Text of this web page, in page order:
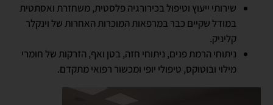
שירותי ייעוץ וטיפול בכירורגיה פלסטית, משחזרת ואסתטית
במודל שקיים כבר במרפאות המוכרות האחרות של וינקלר
קליניק.
ניתוחי הרמת פנים, ניתוחי חזה, בטן ואף, הזרקות של חומרי
מילוי ובוטוקס, טיפולי יופי ומכשור רפואי מתקדם.